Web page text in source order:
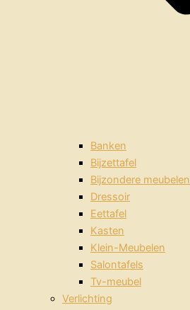
Banken
Bijzettafel
Bijzondere meubelen
Dressoir
Eettafel
Kasten
Klein-Meubelen
Salontafels
Tv-meubel
Verlichting